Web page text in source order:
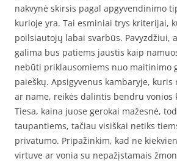
nakvynė skirsis pagal apgyvendinimo
kurioje yra. Tai esminiai trys kriterijai,
poilsiautojų labai svarbūs. Pavyzdžiui,
galima bus patiems jaustis kaip
nebūti priklausomiems nuo maitinimo
paieškų. Apsigyvenus kambaryje,
ar name, reikės dalintis bendru vonios
Tiesa, kaina juose gerokai mažesnė,
taupantiems, tačiau visiškai netiks
privatumo. Pripažinkim, kad ne
virtuve ar vonia su nepažįstamais